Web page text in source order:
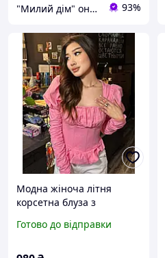
"Милий дім" онлайн магазин 93%
Модна жіноча літня
корсетна блуза з
рожевого кольору 46-48
Готово до відправки